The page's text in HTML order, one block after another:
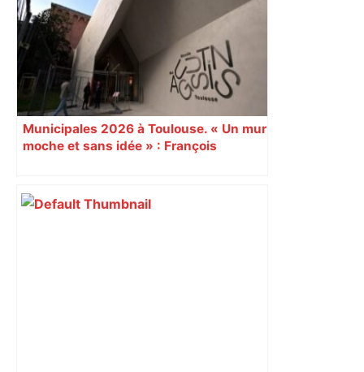
sa sortie à Metz – L'Équipe
Municipales 2026 à Toulouse. « Un mur
moche et sans idée » : François
Augustins